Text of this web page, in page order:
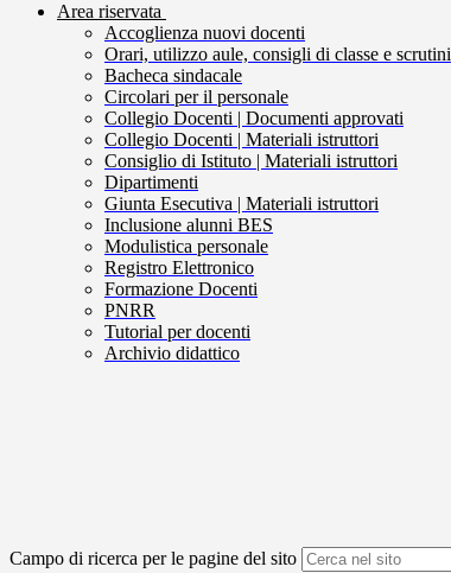
Area riservata
Accoglienza nuovi docenti
Orari, utilizzo aule, consigli di classe e scrutini
Bacheca sindacale
Circolari per il personale
Collegio Docenti | Documenti approvati
Collegio Docenti | Materiali istruttori
Consiglio di Istituto | Materiali istruttori
Dipartimenti
Giunta Esecutiva | Materiali istruttori
Inclusione alunni BES
Modulistica personale
Registro Elettronico
Formazione Docenti
PNRR
Tutorial per docenti
Archivio didattico
Campo di ricerca per le pagine del sito